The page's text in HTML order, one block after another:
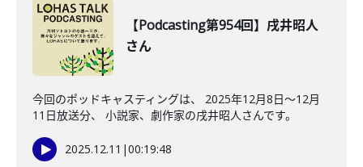
【Podcasting第954回】戌井昭人
さん
今回のポッドキャスティングは、 2025年12月8日〜12月
11日放送分、 小説家、劇作家の戌井昭人さんです。
2025.12.11 |00:19:48